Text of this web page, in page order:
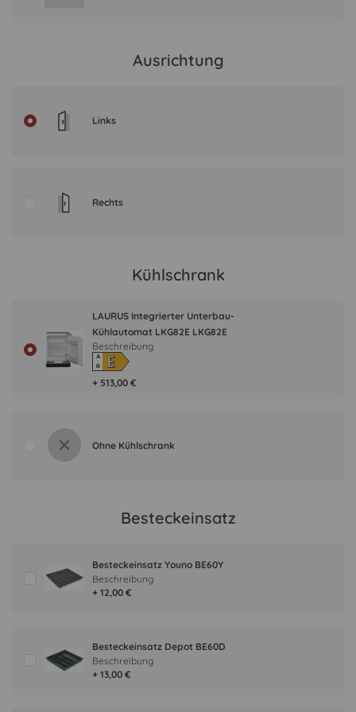
Ausrichtung
Links
Rechts
Kühlschrank
LAURUS Integrierter Unterbau-
Kühlautomat LKG82E LKG82E
+ 513,00 €
A
↑G E
Beschreibung
Ohne Kühlschrank
Besteckeinsatz
Besteckeinsatz Youno BE60Y
+ 12,00 €
Beschreibung
Besteckeinsatz Depot BE60D
+ 13,00 €
Beschreibung